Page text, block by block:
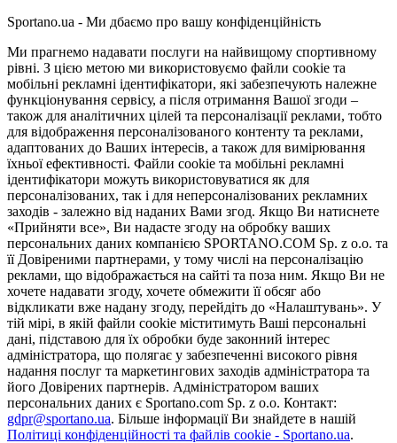
Sportano.ua - Ми дбаємо про вашу конфіденційність
Ми прагнемо надавати послуги на найвищому спортивному
рівні. З цією метою ми використовуємо файли cookie та
мобільні рекламні ідентифікатори, які забезпечують належне
функціонування сервісу, а після отримання Вашої згоди –
також для аналітичних цілей та персоналізації реклами, тобто
для відображення персоналізованого контенту та реклами,
адаптованих до Ваших інтересів, а також для вимірювання
їхньої ефективності. Файли cookie та мобільні рекламні
ідентифікатори можуть використовуватися як для
персоналізованих, так і для неперсоналізованих рекламних
заходів - залежно від наданих Вами згод. Якщо Ви натиснете
«Прийняти все», Ви надасте згоду на обробку ваших
персональних даних компанією SPORTANO.COM Sp. z o.o. та
її Довіреними партнерами, у тому числі на персоналізацію
реклами, що відображається на сайті та поза ним. Якщо Ви не
хочете надавати згоду, хочете обмежити її обсяг або
відкликати вже надану згоду, перейдіть до «Налаштувань». У
тій мірі, в якій файли cookie міститимуть Ваші персональні
дані, підставою для їх обробки буде законний інтерес
адміністратора, що полягає у забезпеченні високого рівня
надання послуг та маркетингових заходів адміністратора та
його Довірених партнерів. Адміністратором ваших
персональних даних є Sportano.com Sp. z o.o. Контакт:
gdpr@sportano.ua. Більше інформації Ви знайдете в нашій
Політиці конфіденційності та файлів cookie - Sportano.ua.